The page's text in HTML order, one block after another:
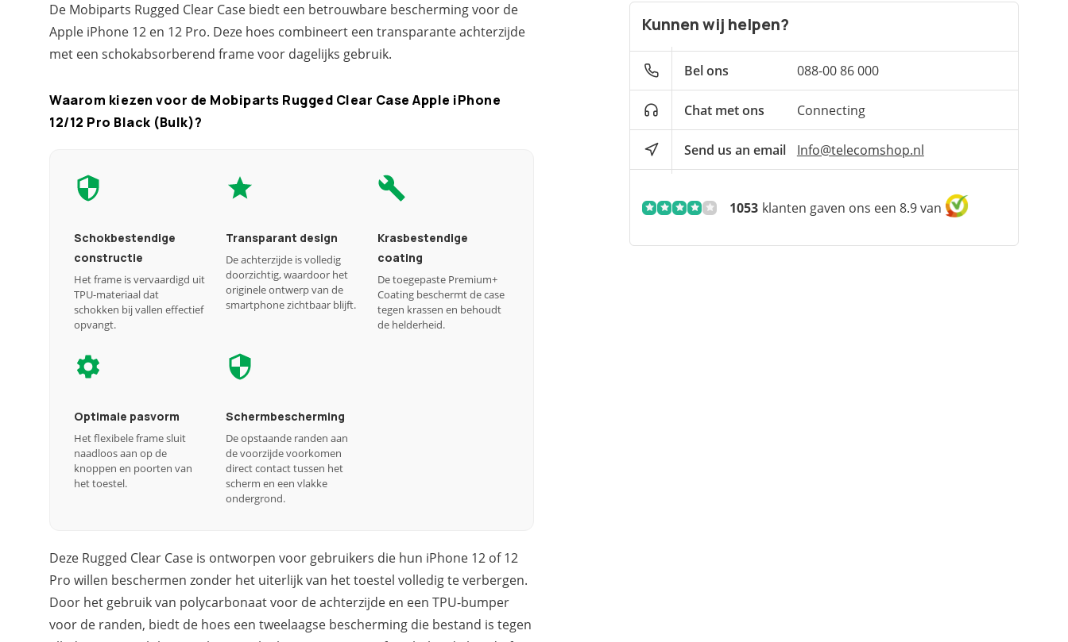
De Mobiparts Rugged Clear Case biedt een betrouwbare bescherming voor de
Apple iPhone 12 en 12 Pro. Deze hoes combineert een transparante achterzijde
met een schokabsorberend frame voor dagelijks gebruik.
Waarom kiezen voor de Mobiparts Rugged Clear Case Apple iPhone
12/12 Pro Black (Bulk)?
Schokbestendige
constructie
Het frame is vervaardigd uit
TPU-materiaal dat
schokken bij vallen effectief
opvangt.
Transparant design
De achterzijde is volledig
doorzichtig, waardoor het
originele ontwerp van de
smartphone zichtbaar blijft.
Krasbestendige
coating
De toegepaste Premium+
Coating beschermt de case
tegen krassen en behoudt
de helderheid.
Optimale pasvorm
Het flexibele frame sluit
naadloos aan op de
knoppen en poorten van
het toestel.
Schermbescherming
De opstaande randen aan
de voorzijde voorkomen
direct contact tussen het
scherm en een vlakke
ondergrond.
Deze Rugged Clear Case is ontworpen voor gebruikers die hun iPhone 12 of 12
Pro willen beschermen zonder het uiterlijk van het toestel volledig te verbergen.
Door het gebruik van polycarbonaat voor de achterzijde en een TPU-bumper
voor de randen, biedt de hoes een tweelaagse bescherming die bestand is tegen
Kunnen wij helpen?
Bel ons 088-00 86 000
Chat met ons Connecting
Send us an email Info@telecomshop.nl
1053 klanten gaven ons een 8.9 van